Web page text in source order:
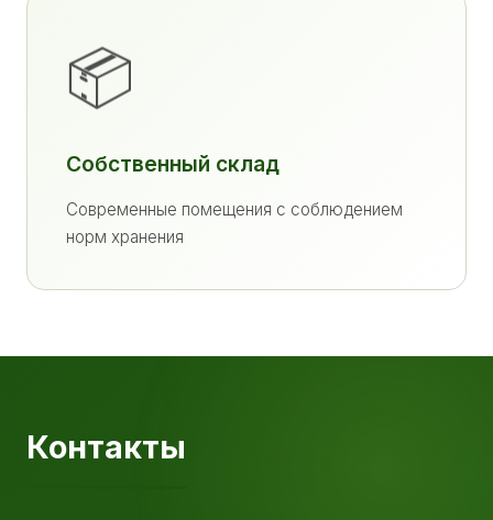
📦
Собственный склад
Современные помещения с соблюдением
норм хранения
Контакты